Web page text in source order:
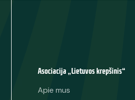
Asociacija „Lietuvos krepšinis“
Apie mus